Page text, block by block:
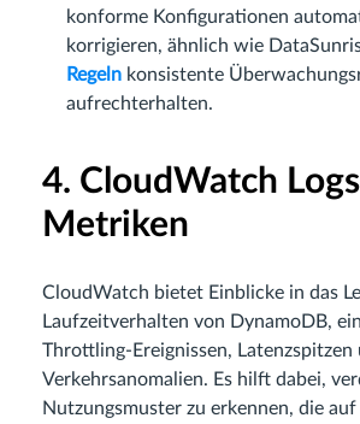
konforme Konfigurationen
korrigieren, ähnlich wie
Regeln konsistente
aufrechterhalten.
4. CloudWatch
Metriken
CloudWatch bietet Einblicke in das
Laufzeitverhalten von DynamoDB,
Throttling-Ereignissen, Latenzspitzen
Verkehrsanomalien. Es hilft dabei,
Nutzungsmuster zu erkennen, die